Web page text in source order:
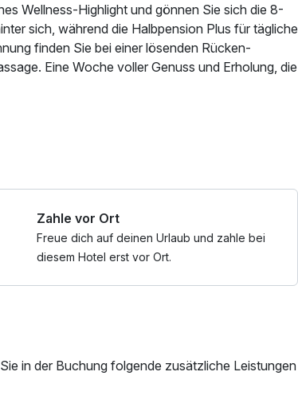
Wellness-Highlight und gönnen Sie sich die 8-
sich, während die Halbpension Plus für tägliche
finden Sie bei einer lösenden Rücken-
Eine Woche voller Genuss und Erholung, die
Zahle vor Ort
Freue dich auf deinen Urlaub und zahle bei
diesem Hotel erst vor Ort.
in der Buchung folgende zusätzliche Leistungen